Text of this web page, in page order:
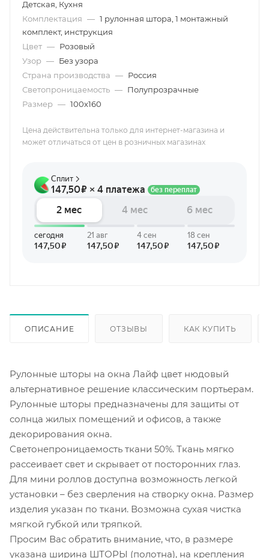
Детская, Кухня
Комплектация — 1 рулонная штора, 1 монтажный
комплект, инструкция
Цвет — Розовый
Узор — Без узора
Страна производства — Россия
Светопроницаемость — Полупрозрачные
Размер — 100х160
Цена действительна только для интернет-магазина и
может отличаться от цен в розничных магазинах
ОПИСАНИЕ ОТЗЫВЫ КАК КУПИТЬ
Рулонные шторы на окна Лайф цвет нюдовый
альтернативное решение классическим портьерам.
Рулонные шторы предназначены для защиты от
солнца жилых помещений и офисов, а также
декорирования окна.
Светонепроницаемость ткани 50%. Ткань мягко
рассеивает свет и скрывает от посторонних глаз.
Для мини роллов доступна возможность легкой
установки – без сверления на створку окна. Размер
изделия указан по ткани. Возможна сухая чистка
мягкой губкой или тряпкой.
Просим Вас обратить внимание, что, в размере
указана ширина ШТОРЫ (полотна), на крепления